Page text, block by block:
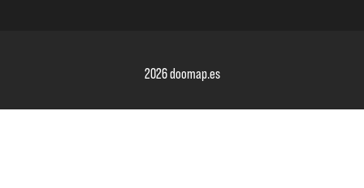
2026 doomap.es